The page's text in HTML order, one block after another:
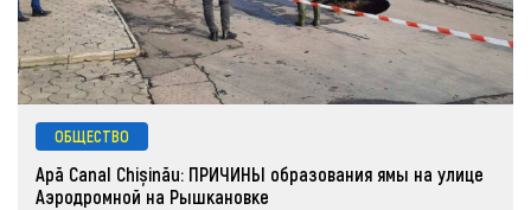
ОБЩЕСТВО
Apă Canal Chișinău: ПРИЧИНЫ образования ямы на улице
Аэродромной на Рышкановке